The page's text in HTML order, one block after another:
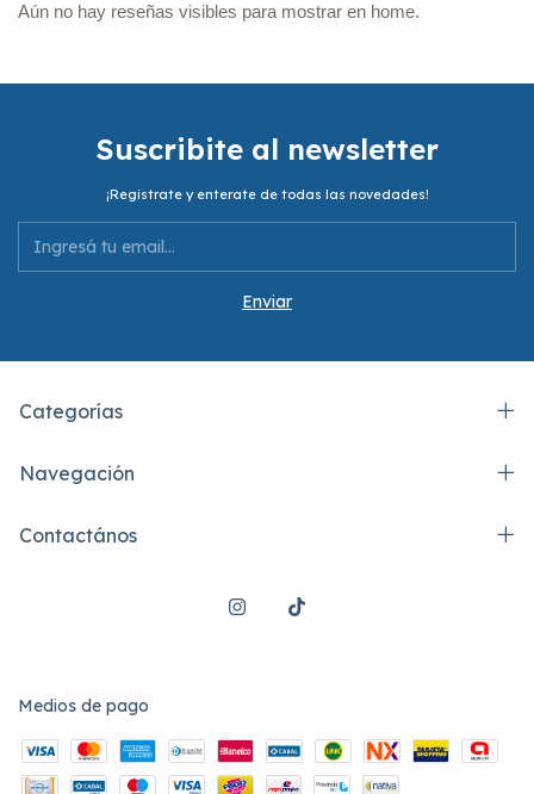
Aún no hay reseñas visibles para mostrar en home.
Suscribite al newsletter
¡Registrate y enterate de todas las novedades!
Categorías
Navegación
Contactános
Medios de pago